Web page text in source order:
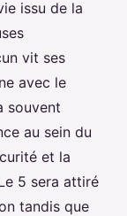
issu de la
vit ses
avec le
souvent
au sein du
et la
5 sera attiré
tandis que